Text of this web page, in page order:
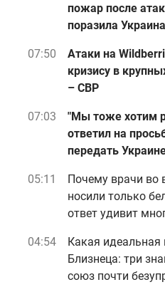
пожар после
поразила Украина
07:50
Атаки на
кризису в
– СВР
07:03
"Мы тоже хотим
ответил на
передать
05:11
Почему врачи во
носили только
ответ удивит
04:54
Какая идеальная
Близнеца: три
союз почти